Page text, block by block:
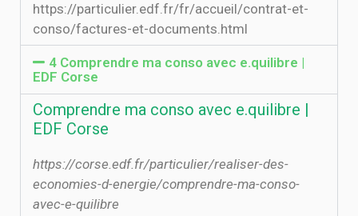
https://particulier.edf.fr/fr/accueil/contrat-et-
conso/factures-et-documents.html
4 Comprendre ma conso avec e.quilibre |
EDF Corse
Comprendre ma conso avec e.quilibre |
EDF Corse
https://corse.edf.fr/particulier/realiser-des-
economies-d-energie/comprendre-ma-conso-
avec-e-quilibre